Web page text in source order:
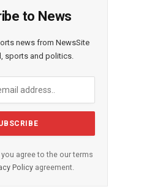
to News
news from NewsSite
sports and politics.
you agree to the our terms
Policyagreement.